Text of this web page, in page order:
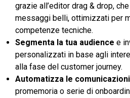
grazie all’editor drag & drop,
messaggi belli, ottimizzati per
competenze tecniche.
Segmenta la tua audience e
personalizzati in base agli
alla fase del customer journey.
Automatizza le comunicazioni
promemoria o serie di